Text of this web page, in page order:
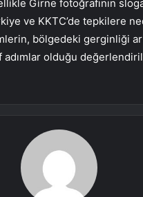
Girne fotoğrafının
ve KKTC’de tepkilere
bölgedeki gerginliği
olduğu